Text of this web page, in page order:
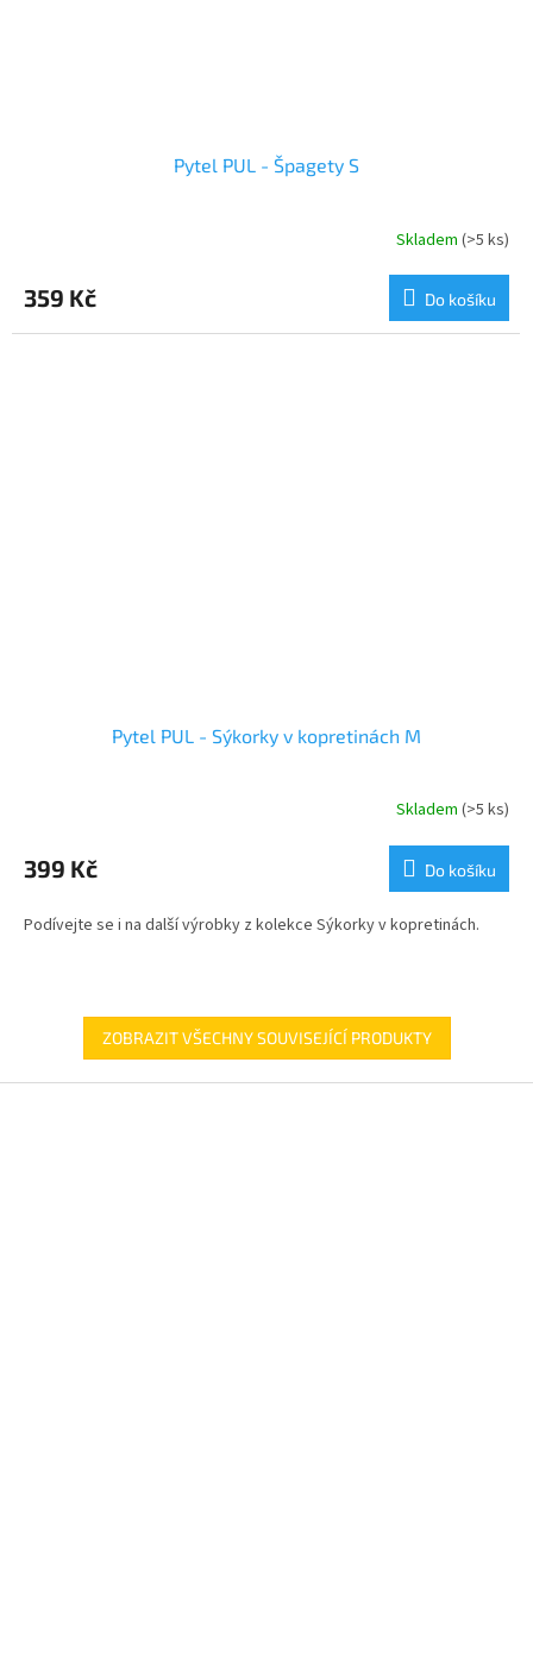
Pytel PUL - Špagety S
produktu
je
5,0
Skladem(>5 ks)
359 Kč Do košíku
Pytel PUL - Sýkorky v kopretinách M
Skladem (>5 ks)
399 Kč Do košíku
Podívejte se i na další výrobky z kolekce Sýkorky v kopretinách.
ZOBRAZIT VŠECHNY SOUVISEJÍCÍ PRODUKTY